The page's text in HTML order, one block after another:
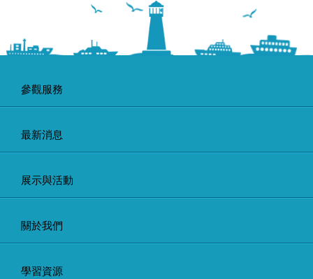
參觀服務
最新消息
展示與活動
關於我們
學習資源